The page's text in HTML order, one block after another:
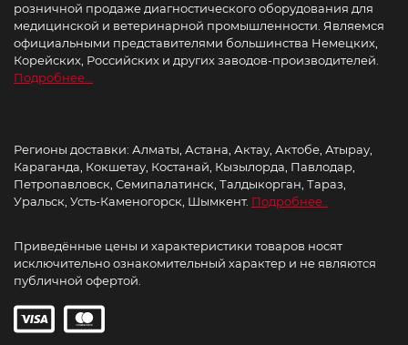
розничной продаже диагностического оборудования для
медицинской и ветеринарной промышленности. Являемся
официальными представителями большинства Немецких,
Корейских, Российских и других заводов-производителей.
Подробнее...
Регионы доставки: Алматы, Астана, Актау, Актобе, Атырау,
Караганда, Кокшетау, Костанай, Кызылорда, Павлодар,
Петропавловск, Семипалатинск, Талдыкорган, Тараз,
Уральск, Усть-Каменогорск, Шымкент. Подробнее..
Приведённые цены и характеристики товаров носят
исключительно ознакомительный характер и не являются
публичной офертой.